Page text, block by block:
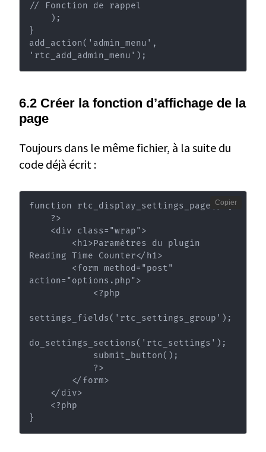
// Fonction de rappel
}
add_action('admin_menu',
'rtc_add_admin_menu');
6.2 Créer la fonction d’affichage de la
page
Toujours dans le même fichier, à la suite du
code déjà écrit :
function rtc_display_settings_page() {
Reading Time Counter</h1>
action="options.php">
settings_fields('rtc_settings_group');
do_settings_sections('rtc_settings');
}
Copier